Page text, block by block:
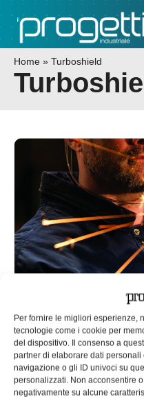
Per fornire le migliori esperienze,
tecnologie come i cookie per
del dispositivo. Il consenso a
partner di elaborare dati
navigazione o gli ID univoci su
personalizzati. Non acconsentire
negativamente su alcune
Home » Turboshield
Honeywell
rivoluzionario
per il volto
Honeywell Safety
livello mondiale di
dei dispositivi